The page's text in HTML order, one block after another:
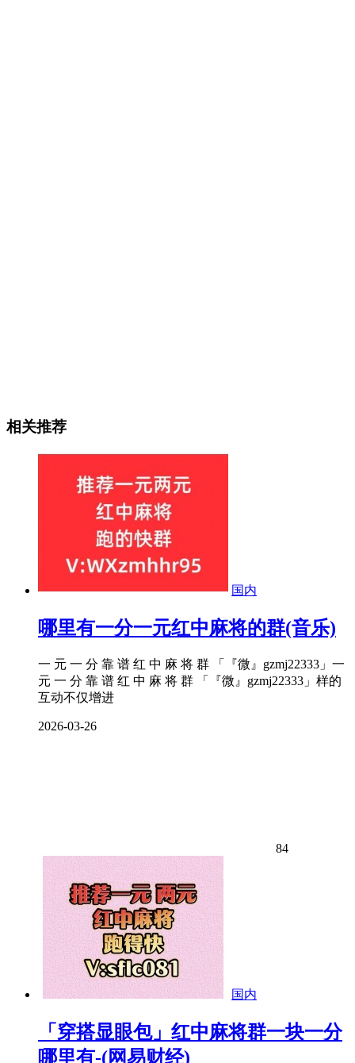
相关推荐
国内
哪里有一分一元红中麻将的群(音乐)
一 元 一 分 靠 谱 红 中 麻 将 群 「『微』gzmj22333」一
元 一 分 靠 谱 红 中 麻 将 群 「『微』gzmj22333」样的
互动不仅增进
2026-03-26
84
国内
「穿搭显眼包」红中麻将群一块一分
哪里有-(网易财经)